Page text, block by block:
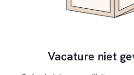
Vacature niet